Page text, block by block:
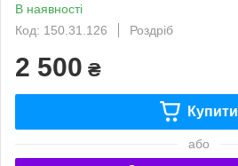
В наявності
Код: 150.31.126
Роздріб
2 500 ₴
Купити
або